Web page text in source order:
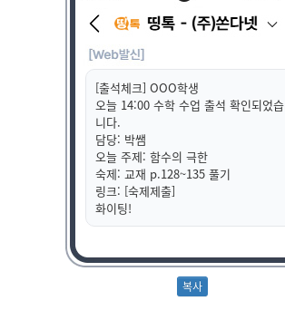
[출석체크] OOO학생
오늘 14:00 수학 수업 출석 확인되었습
니다.
담당: 박쌤
오늘 주제: 함수의 극한
숙제: 교재 p.128~135 풀기
링크: [숙제제출]
화이팅!